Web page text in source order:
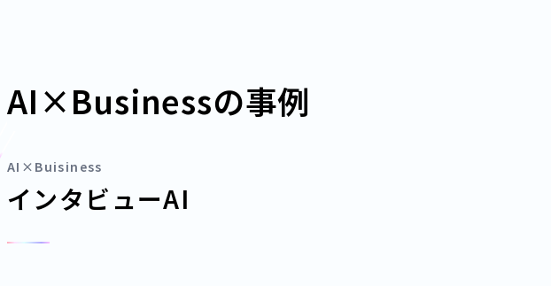
AI×Businessの事例
AI×Buisiness
インタビューAI